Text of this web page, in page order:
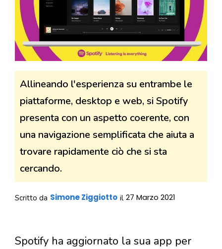
Allineando l'esperienza su entrambe le
piattaforme, desktop e web, si Spotify
presenta con un aspetto coerente, con
una navigazione semplificata che aiuta a
trovare rapidamente ciò che si sta
cercando.
Scritto da Simone Ziggiotto il 27 Marzo 2021
Spotify ha aggiornato la sua app per